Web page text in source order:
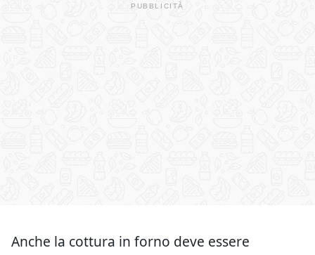
Anche la cottura in forno deve essere